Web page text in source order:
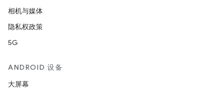
相机与媒体
隐私权政策
5G
ANDROID 设备
大屏幕